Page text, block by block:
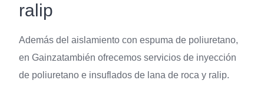
ralip
Además del aislamiento con espuma de poliuretano,
en Gainzatambién ofrecemos servicios de inyección
de poliuretano e insuflados de lana de roca y ralip.